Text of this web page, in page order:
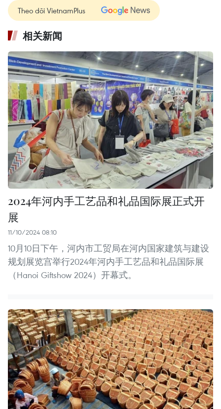
Theo dõi VietnamPlus
相关新闻
2024年河内手工艺品和礼品国际展正式开
展
11/10/2024 08:10
10月10日下午，河内市工贸局在河内国家建筑与建设
规划展览宫举行2024年河内手工艺品和礼品国际展
（Hanoi Giftshow 2024）开幕式。